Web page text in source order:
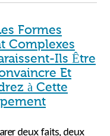
Formes
Complexes
Ils Être
Et
à Cette
deux faits, deux